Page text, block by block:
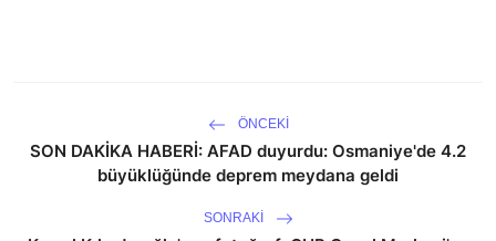
ÖNCEKI
SON DAKİKA HABERİ: AFAD duyurdu: Osmaniye'de 4.2
büyüklüğünde deprem meydana geldi
SONRAKI